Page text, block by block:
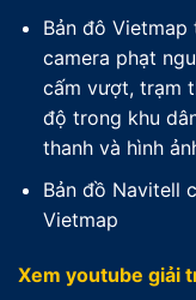
Bản đô
camera phạt
cấm vượt, trạm
độ trong khu
thanh và hình
Bản đồ Navitell
Vietmap
Xem youtube giải